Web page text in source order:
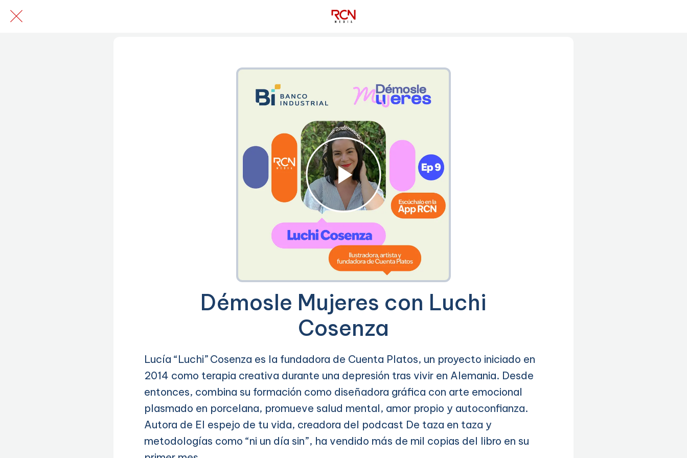
Démosle Mujeres con Luchi
Cosenza
Lucía “Luchi” Cosenza es la fundadora de Cuenta Platos, un proyecto iniciado en
2014 como terapia creativa durante una depresión tras vivir en Alemania. Desde
entonces, combina su formación como diseñadora gráfica con arte emocional
plasmado en porcelana, promueve salud mental, amor propio y autoconfianza.
Autora de El espejo de tu vida, creadora del podcast De taza en taza y
metodologías como “ni un día sin”, ha vendido más de mil copias del libro en su